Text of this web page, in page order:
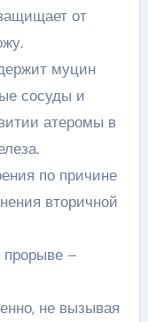
от
муцин
сосуды и
атеромы в
по причине
вторичной
прорыве –
не вызывая